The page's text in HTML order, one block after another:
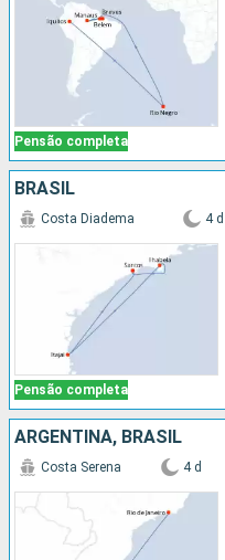
Pensão completa
BRASIL
Pensão completa
Costa Diadema 4 d
ARGENTINA, BRASIL
Costa Serena 4 d